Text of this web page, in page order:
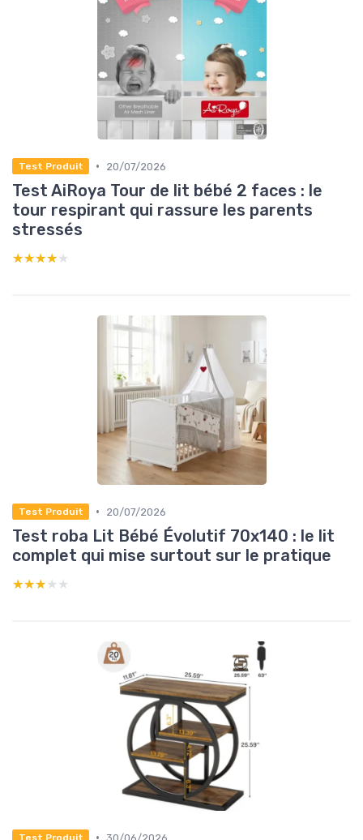
Test Produit • 20/07/2026
Test AiRoya Tour de lit bébé 2 faces : le
tour respirant qui rassure les parents
stressés
★★★★★
★★★★★
Test Produit • 20/07/2026
Test roba Lit Bébé Évolutif 70x140 : le lit
complet qui mise surtout sur le pratique
★★★★★
★★★★★